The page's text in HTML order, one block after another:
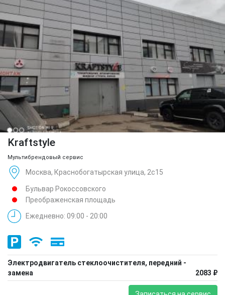
Kraftstyle
Мультибрендовый сервис
Москва, Краснобогатырская улица, 2с15
Бульвар Рокоссовского
Преображенская площадь
Ежедневно: 09:00 - 20:00
Электродвигатель стеклоочистителя, передний -
замена
2083 ₽